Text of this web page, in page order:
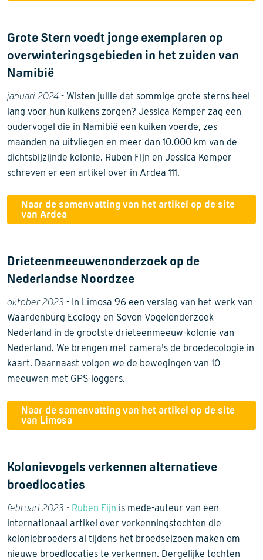
Grote Stern voedt jonge exemplaren op
overwinteringsgebieden in het zuiden van
Namibië
januari 2024 - Wisten jullie dat sommige grote sterns heel
lang voor hun kuikens zorgen? Jessica Kemper zag een
oudervogel die in Namibië een kuiken voerde, zes
maanden na uitvliegen en meer dan 10.000 km van de
dichtsbijzijnde kolonie. Ruben Fijn en Jessica Kemper
schreven er een artikel over in Ardea 111.
Naar de samenvatting van het artikel op de site
van Ardea
Drieteenmeeuwenonderzoek op de
Nederlandse Noordzee
oktober 2023 - In Limosa 96 een verslag van het werk van
Waardenburg Ecology en Sovon Vogelonderzoek
Nederland in de grootste drieteenmeeuw-kolonie van
Nederland. We brengen met camera's de broedecologie in
kaart. Daarnaast volgen we de bewegingen van 10
meeuwen met GPS-loggers.
Naar de samenvatting van het artikel op de site
van Limosa
Kolonievogels verkennen alternatieve
broedlocaties
februari 2023 - Ruben Fijn is mede-auteur van een
internationaal artikel over verkenningstochten die
koloniebroeders al tijdens het broedseizoen maken om
nieuwe broedlocaties te verkennen. Dergelijke tochten